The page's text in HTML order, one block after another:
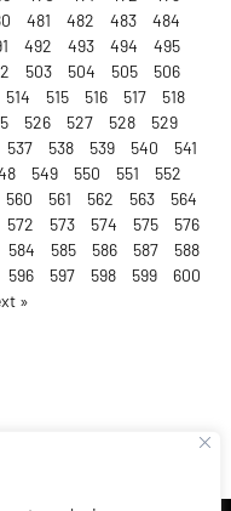
481 482 483
484
492 493 494
495
503 504 505
506
514 515 516 517
518
526 527 528
529
537 538 539 540
541
549 550 551
552
560 561 562 563
564
572 573 574 575
576
584 585 586 587
588
596 597 598 599
600
»